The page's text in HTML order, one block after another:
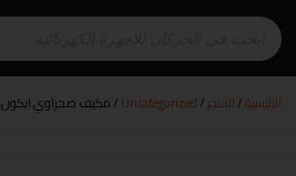
الرئيسية/المتجر/
Uncategorized/ مكيف صحراوي ايكون 1 حصان 70 لتر موديل IC-600